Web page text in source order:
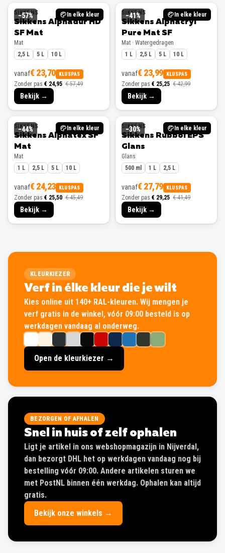
−57% In elke kleur
SIKKENS
Sikkens Alphadur HD
SF Mat
Mat
2,5 L
5 L 10 L
vanaf€ 23,70 KLUSPAS
Zonder pas € 24,95 € 57,49
Bekijk →
−41% In elke kleur
SIKKENS
Sikkens Alphacryl
Pure Mat SF
Mat · Watergedragen
1 L
2,5 L 5 L 10 L
vanaf€ 23,99 KLUSPAS
Zonder pas € 25,25 € 42,99
Bekijk →
−44% In elke kleur
SIKKENS
Sikkens Alphatex SF
Mat
Mat
1 L
2,5 L 5 L 10 L
vanaf€ 24,23 KLUSPAS
Zonder pas € 25,50 € 45,49
Bekijk →
−30% In elke kleur
SIKKENS
Sikkens Rubbol EPS
Glans
Glans
500 ml
1 L 2,5 L
vanaf€ 27,79 KLUSPAS
Zonder pas € 29,25 € 41,49
Bekijk →
KLEURKIEZER
Verf in élke kleur die je wilt
Kies online uit 140+ RAL-kleuren. Wij mengen je
verf gratis in de winkel, vóór 09:00 besteld is op
werkdagen vandaag al onderweg.
Open de kleurkiezer →
BEZORGEN OF AFHALEN
Snel in huis of zelf ophalen
Ligt je artikel in ons webshopmagazijn in Nijverdal,
dan bezorgt DHL het op werkdagen vandaag nog bij
bestelling vóór 09:00. Andere artikelen sturen we
met PostNL binnen één werkdag. Ophalen kan altijd
gratis.
Bekijk onze winkels →